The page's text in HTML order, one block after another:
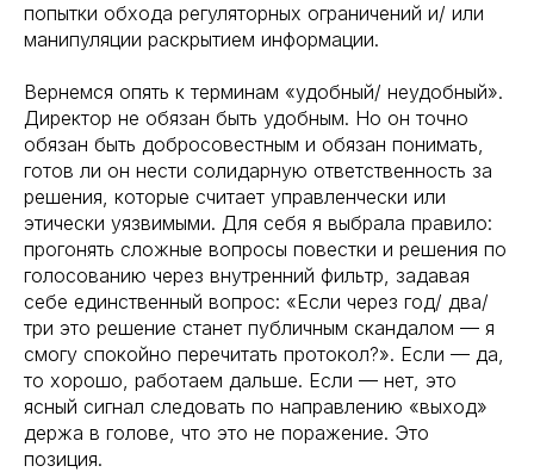
попытки обхода регуляторных ограничений и/ или
манипуляции раскрытием информации.
Вернемся опять к терминам «удобный/ неудобный».
Директор не обязан быть удобным. Но он точно
обязан быть добросовестным и обязан понимать,
готов ли он нести солидарную ответственность за
решения, которые считает управленчески или
этически уязвимыми. Для себя я выбрала правило:
прогонять сложные вопросы повестки и решения по
голосованию через внутренний фильтр, задавая
себе единственный вопрос: «Если через год/ два/
три это решение станет публичным скандалом — я
смогу спокойно перечитать протокол?». Если — да,
то хорошо, работаем дальше. Если — нет, это
ясный сигнал следовать по направлению «выход»
держа в голове, что это не поражение. Это
позиция.